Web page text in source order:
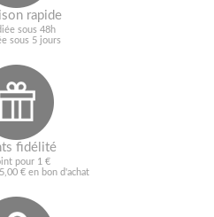
rapide
sous 48h
sous 5 jours
fidélité
pour 1 €
€ en bon d'achat